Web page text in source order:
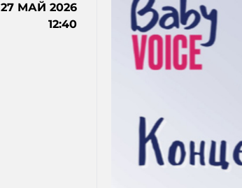
27 МАЙ 2026
12:40